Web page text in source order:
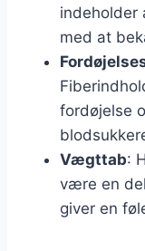
indeholder
med at
fordøjelse
Vægttab:
være en
giver en